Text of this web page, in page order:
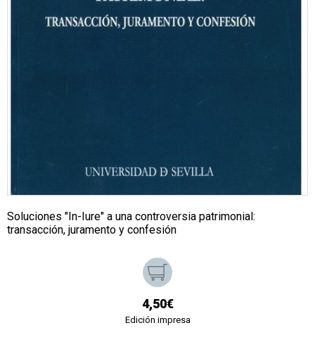
Soluciones "In-Iure" a una controversia patrimonial:
transacción, juramento y confesión
4,50€
Edición impresa